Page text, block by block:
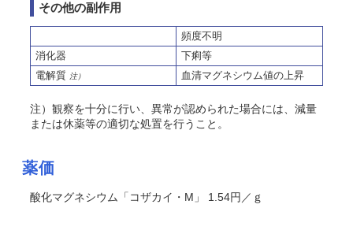
その他の副作用
頻度不明
消化器
下痢等
電解質 注） 血清マグネシウム値の上昇
注）観察を十分に行い、異常が認められた場合には、減量
または休薬等の適切な処置を行うこと。
薬価
酸化マグネシウム「コザカイ・M」 1.54円／ｇ